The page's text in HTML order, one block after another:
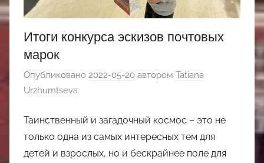
Итоги конкурса эскизов почтовых
марок
Опубликовано 2022-05-20 автором Tatiana
Urzhumtseva
Таинственный и загадочный космос – это не
только одна из самых интересных тем для
детей и взрослых, но и бескрайнее поле для